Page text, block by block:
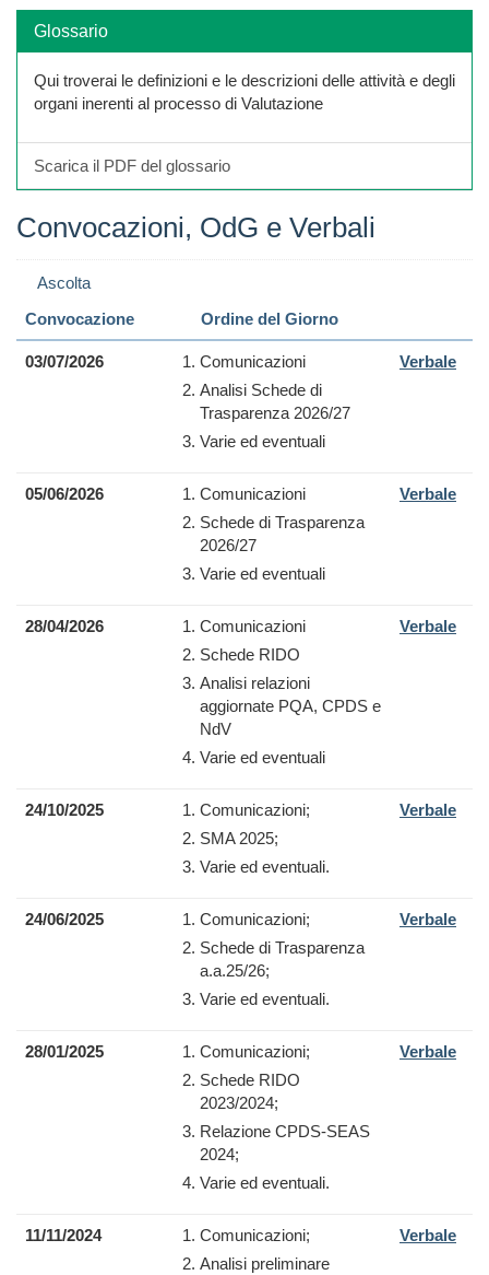
Glossario
Qui troverai le definizioni e le descrizioni delle attività e degli
organi inerenti al processo di Valutazione
Scarica il PDF del glossario
Convocazioni, OdG e Verbali
Ascolta
Convocazione
Ordine del Giorno
03/07/2026
Comunicazioni
Analisi Schede di
Trasparenza 2026/27
Varie ed eventuali
Verbale
05/06/2026
Comunicazioni
Schede di Trasparenza
2026/27
Varie ed eventuali
Verbale
28/04/2026
Comunicazioni
Schede RIDO
Analisi relazioni
aggiornate PQA, CPDS e
NdV
Varie ed eventuali
Verbale
24/10/2025
Comunicazioni;
SMA 2025;
Varie ed eventuali.
Verbale
24/06/2025
Comunicazioni;
Schede di Trasparenza
a.a.25/26;
Varie ed eventuali.
Verbale
28/01/2025
Comunicazioni;
Schede RIDO
2023/2024;
Relazione CPDS-SEAS
2024;
Varie ed eventuali.
Verbale
11/11/2024
Comunicazioni;
Analisi preliminare
Verbale